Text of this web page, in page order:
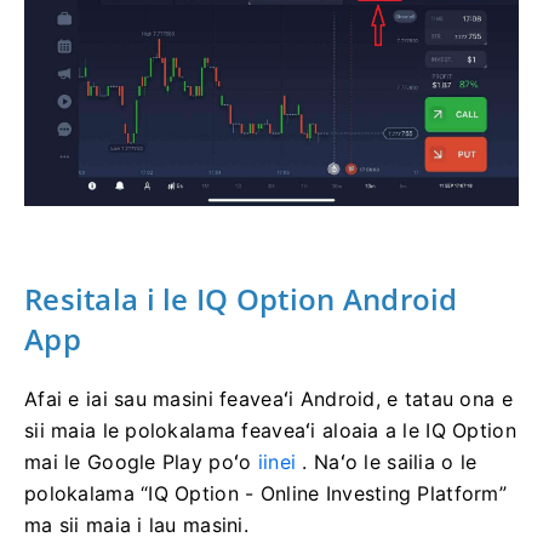
Resitala i le IQ Option Android
App
Afai e iai sau masini feaveaʻi Android, e tatau ona e
sii maia le polokalama feaveaʻi aloaia a le IQ Option
mai le Google Play poʻo iinei . Naʻo le sailia o le
polokalama “IQ Option - Online Investing Platform”
ma sii maia i lau masini.